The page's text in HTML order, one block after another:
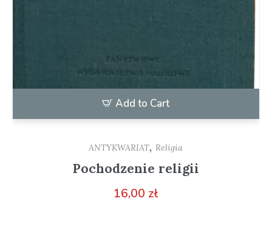
Add to Cart
ANTYKWARIAT, Religia
Pochodzenie religii
16,00 zł